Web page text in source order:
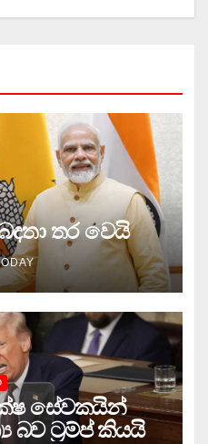
තර වෙයි
සේවකයින්
බව ට්‍රම්ප් කියයි